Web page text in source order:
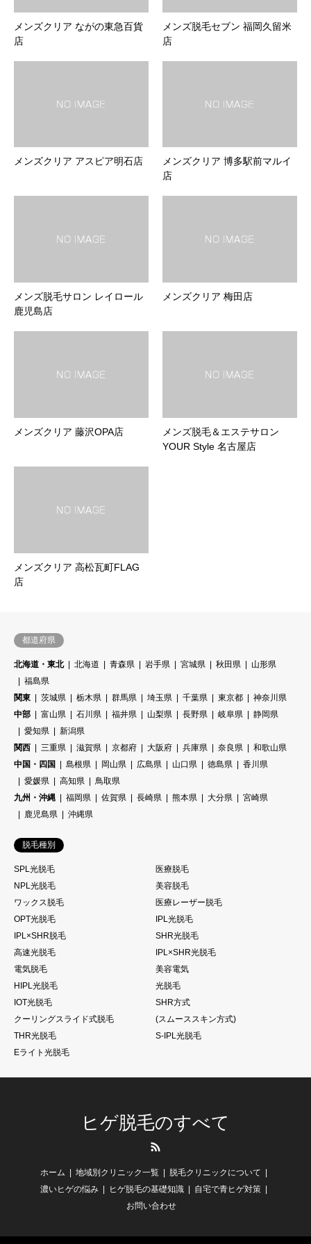
メンズクリア ながの東急百貨
店
メンズ脱毛セブン 福岡久留米
店
メンズクリア アスピア明石店
メンズクリア 博多駅前マルイ
店
メンズ脱毛サロン レイロール
鹿児島店
メンズクリア 梅田店
メンズクリア 藤沢OPA店
メンズ脱毛＆エステサロン
YOUR Style 名古屋店
メンズクリア 高松瓦町FLAG
店
都道府県
北海道・東北 北海道 青森県 岩手県 宮城県 秋田県
山形県
福島県
関東
茨城県 栃木県 群馬県 埼玉県 千葉県 東京都
神奈川県
中部
富山県 石川県 福井県 山梨県 長野県 岐阜県
静岡県
愛知県
新潟県
関西
三重県 滋賀県 京都府 大阪府 兵庫県 奈良県
和歌山県
中国・四国
島根県 岡山県 広島県 山口県 徳島県
香川県
愛媛県
高知県
鳥取県
九州・沖縄
福岡県 佐賀県 長崎県 熊本県 大分県
宮崎県
鹿児島県
沖縄県
脱毛種別
SPL光脱毛
医療脱毛
NPL光脱毛
美容脱毛
ワックス脱毛
医療レーザー脱毛
OPT光脱毛
IPL光脱毛
IPL×SHR脱毛
SHR光脱毛
高速光脱毛
IPL×SHR光脱毛
電気脱毛
美容電気
HIPL光脱毛
光脱毛
IOT光脱毛
SHR方式
クーリングスライド式脱毛
(スムーススキン方式)
THR光脱毛
S-IPL光脱毛
Eライト光脱毛
ヒゲ脱毛のすべて
ホーム 地域別クリニック一覧
脱毛クリニックについて
濃いヒゲの悩み
ヒゲ脱毛の基礎知識
自宅で青ヒゲ対策
お問い合わせ